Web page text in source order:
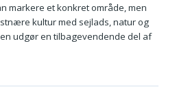
markere et konkret område, men
kultur med sejlads, natur og
udgør en tilbagevendende del af